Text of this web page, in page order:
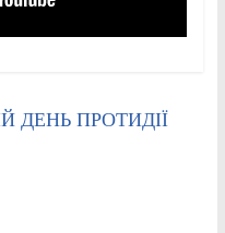
ДЕНЬ ПРОТИДІЇ